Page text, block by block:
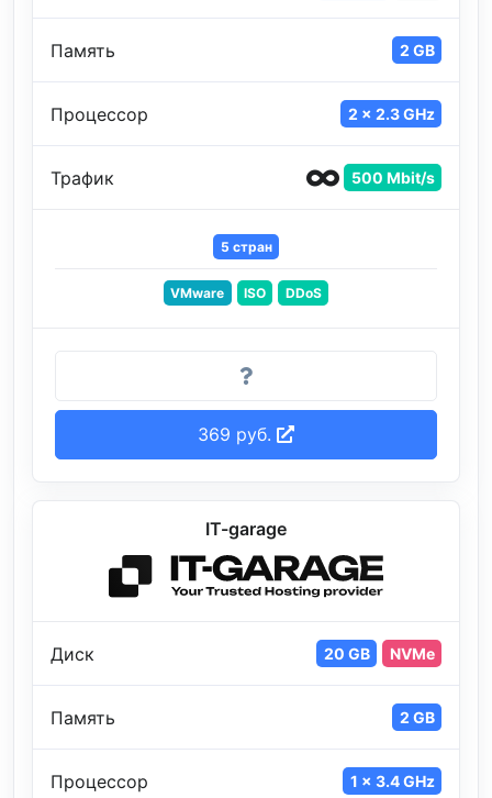
Память 2 GB
Процессор 2 x 2.3 GHz
Трафик 500 Mbit/s
5 стран
VMware ISO DDoS
369 руб.
IT-garage
Диск 20 GB NVMe
Память 2 GB
Процессор 1 x 3.4 GHz